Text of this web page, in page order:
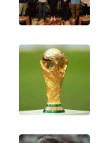
PERSONA
WAHANA
OTOMOTIF
WAHANA